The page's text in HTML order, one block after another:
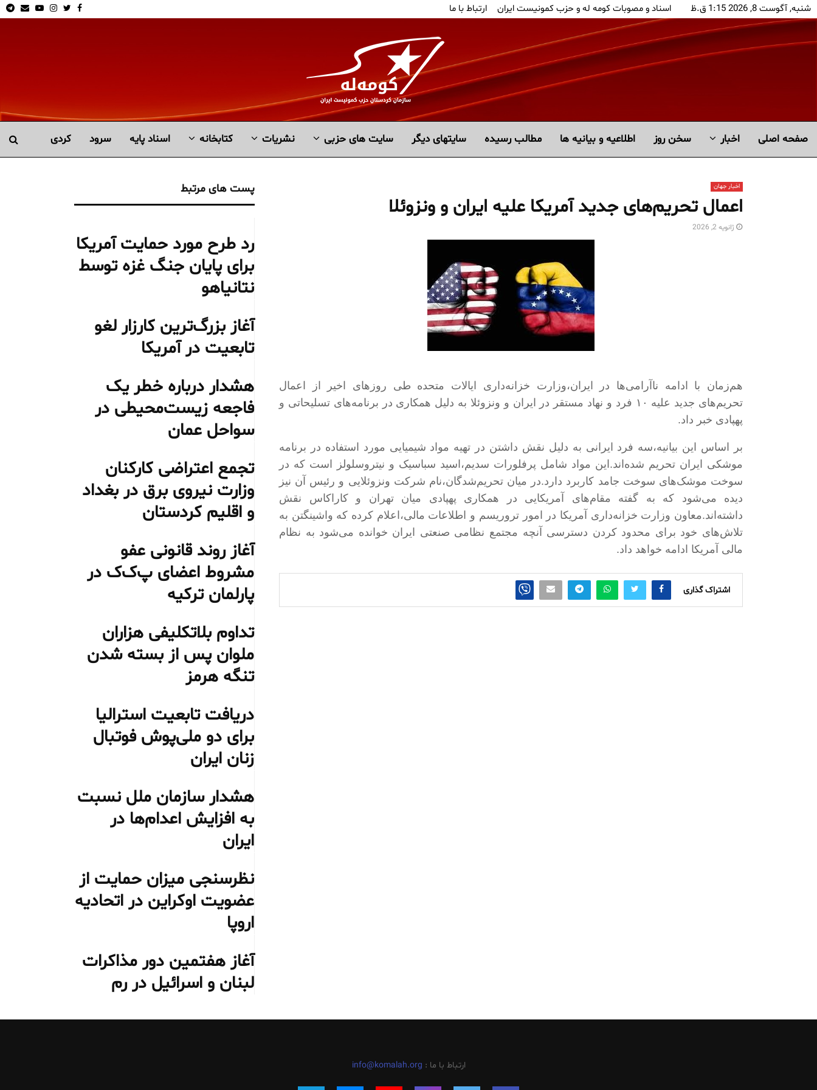
شنبه, آگوست 8, 2026 1:15 ق.ظ اسناد و مصوبات کومه له و حزب کمونیست ایران ارتباط با ما Facebook
Twitter
Instagram
Youtube
Email
صفحه اصلی اخبار سخن روز اطلاعیه و بیانیه ها مطالب رسیده سايتهاى ديگر سایت های حزبی نشریات کتابخانە اسناد پایه سرود کردی
اخبار جهان
اعمال تحریم‌های جدید آمریکا علیه ایران و ونزوئلا
ژانویه 2, 2026
هم‌زمان با ادامه ناآرامی‌ها در ایران،وزارت خزانه‌داری ایالات متحده طی روزهای اخیر از اعمال
تحریم‌های جدید علیه ۱۰ فرد و نهاد مستقر در ایران و ونزوئلا به دلیل همکاری در برنامه‌های تسلیحاتی و
پهپادی خبر داد.
بر اساس این بیانیه،سه فرد ایرانی به دلیل نقش داشتن در تهیه مواد شیمیایی مورد استفاده در برنامه
موشکی ایران تحریم شده‌اند.این مواد شامل پرفلورات سدیم،اسید سباسیک و نیتروسلولز است که در
سوخت موشک‌های سوخت جامد کاربرد دارد.در میان تحریم‌شدگان،نام شرکت ونزوئلایی و رئیس آن نیز
دیده می‌شود که به گفته مقام‌های آمریکایی در همکاری پهپادی میان تهران و کاراکاس نقش
داشته‌اند.معاون وزارت خزانه‌داری آمریکا در امور تروریسم و اطلاعات مالی،اعلام کرده که واشینگتن به
تلاش‌های خود برای محدود کردن دسترسی آنچه مجتمع نظامی صنعتی ایران خوانده می‌شود به نظام
مالی آمریکا ادامه خواهد داد.
اشتراک گذاری
پست های مرتبط
رد طرح مورد حمایت آمریکا
برای پایان جنگ غزه توسط
نتانیاهو
آغاز بزرگ‌ترین کارزار لغو
تابعیت در آمریکا
هشدار درباره خطر یک
فاجعه زیست‌محیطی در
سواحل عمان
تجمع اعتراضی کارکنان
وزارت نیروی برق در بغداد
و اقلیم کردستان
آغاز روند قانونی عفو
مشروط اعضای پ‌ک‌ک در
پارلمان ترکیه
تداوم بلاتکلیفی هزاران
ملوان پس از بسته شدن
تنگه هرمز
دریافت تابعیت استرالیا
برای دو ملی‌پوش فوتبال
زنان ایران
هشدار سازمان ملل نسبت
به افزایش اعدام‌ها در
ایران
نظرسنجی میزان حمایت از
عضویت اوکراین در اتحادیه
اروپا
آغاز هفتمین دور مذاکرات
لبنان و اسرائیل در رم
ارتباط با ما : info@komalah.org